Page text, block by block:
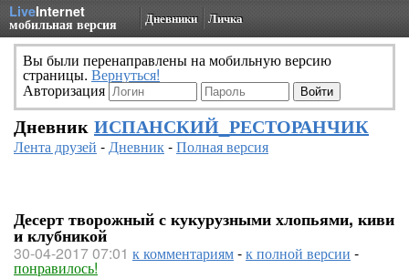
LiveInternet
мобильная версия Дневники Личка
Вы были перенаправлены на мобильную версию
страницы. Вернуться!
Авторизация
Дневник ИСПАНСКИЙ_РЕСТОРАНЧИК
Лента друзей -Дневник-Полная версия
Десерт творожный с кукурузными хлопьями, киви
и клубникой
30-04-2017 07:01 к комментариям-к полной версии -
понравилось!